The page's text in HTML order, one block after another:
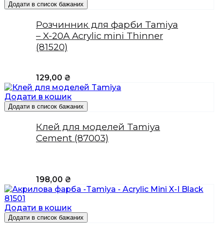
Додати в список бажаних
Розчинник для фарби Tamiya
– X-20A Acrylic mini Thinner
(81520)
129,00 ₴
Додати в кошик
Додати в список бажаних
Клей для моделей Tamiya
Cement (87003)
198,00 ₴
Додати в кошик
Додати в список бажаних